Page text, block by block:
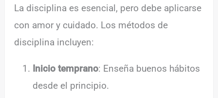
La disciplina es esencial, pero debe aplicarse
con amor y cuidado. Los métodos de
disciplina incluyen:
Inicio temprano: Enseña buenos hábitos
desde el principio.